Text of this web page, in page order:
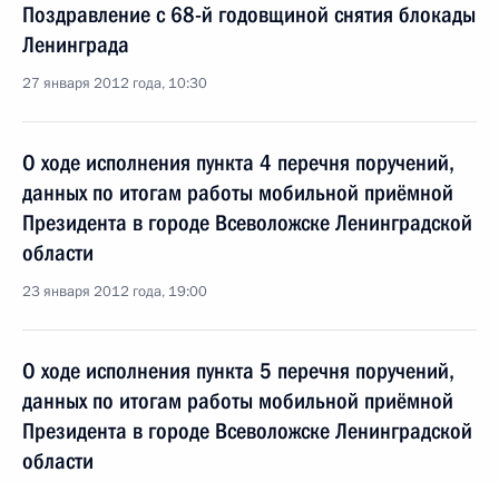
Поздравление с 68-й годовщиной снятия блокады
Ленинграда
27 января 2012 года, 10:30
О ходе исполнения пункта 4 перечня поручений,
данных по итогам работы мобильной приёмной
Президента в городе Всеволожске Ленинградской
области
23 января 2012 года, 19:00
О ходе исполнения пункта 5 перечня поручений,
данных по итогам работы мобильной приёмной
Президента в городе Всеволожске Ленинградской
области